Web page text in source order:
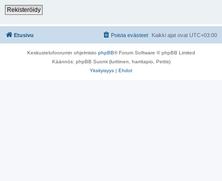
Rekisteröidy
Etusivu Kaikki ajat ovat UTC+03:00
Poista evästeet
Keskustelufoorumin ohjelmisto phpBB® Forum Software © phpBB Limited
Käännös: phpBB Suomi (lurttinen, harritapio, Pettis)
Yksityisyys | Ehdot